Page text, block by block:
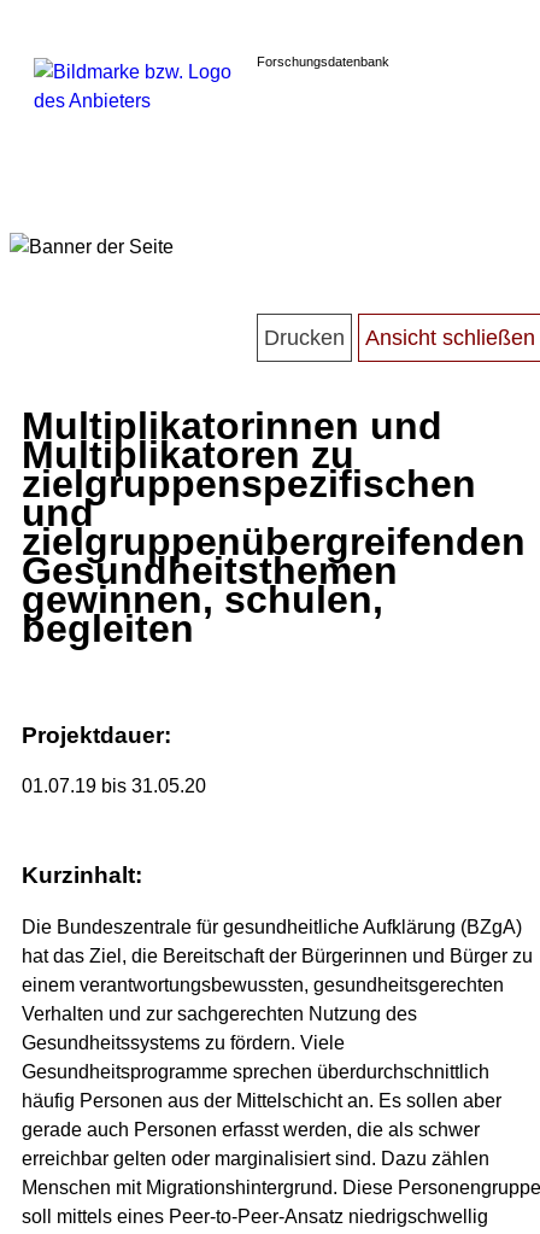
Forschungsdatenbank
Multiplikatorinnen und
Multiplikatoren zu
zielgruppenspezifischen
und
zielgruppenübergreifenden
Gesundheitsthemen
gewinnen, schulen,
begleiten
Projektdauer:
01.07.19 bis 31.05.20
Kurzinhalt:
Die Bundeszentrale für gesundheitliche Aufklärung (BZgA)
hat das Ziel, die Bereitschaft der Bürgerinnen und Bürger zu
einem verantwortungsbewussten, gesundheitsgerechten
Verhalten und zur sachgerechten Nutzung des
Gesundheitssystems zu fördern. Viele
Gesundheitsprogramme sprechen überdurchschnittlich
häufig Personen aus der Mittelschicht an. Es sollen aber
gerade auch Personen erfasst werden, die als schwer
erreichbar gelten oder marginalisiert sind. Dazu zählen
Menschen mit Migrationshintergrund. Diese Personengruppe
soll mittels eines Peer-to-Peer-Ansatz niedrigschwellig